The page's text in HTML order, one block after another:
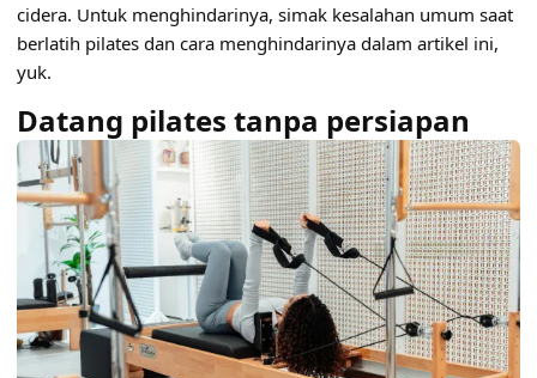
cidera. Untuk menghindarinya, simak kesalahan umum saat
berlatih pilates dan cara menghindarinya dalam artikel ini,
yuk.
Datang pilates tanpa persiapan